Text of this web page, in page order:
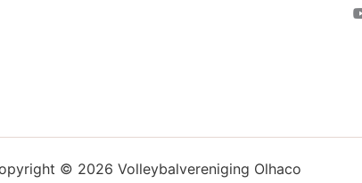
© 2026 Volleybalvereniging Olhaco